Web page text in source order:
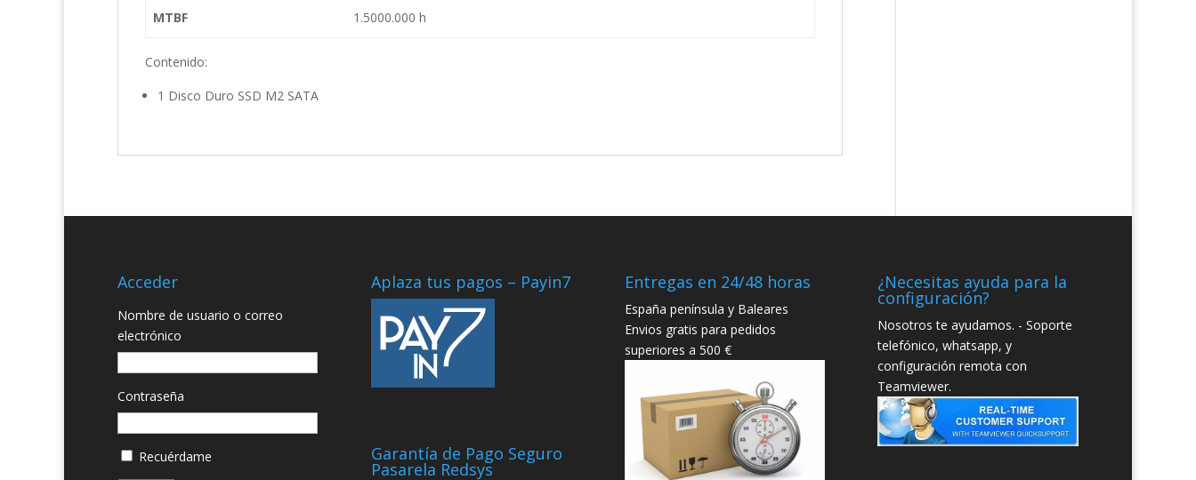
MTBF 1.5000.000 h
Contenido:
1 Disco Duro SSD M2 SATA
Acceder
Nombre de usuario o correo
electrónico
Contraseña
Recuérdame
Aplaza tus pagos – Payin7
Garantía de Pago Seguro
Pasarela Redsys
Entregas en 24/48 horas
España península y Baleares
Envios gratis para pedidos
superiores a 500 €
¿Necesitas ayuda para la
configuración?
Nosotros te ayudamos. - Soporte
telefónico, whatsapp, y
configuración remota con
Teamviewer.